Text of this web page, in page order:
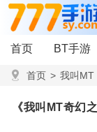
首页 BT手游
首页 > 我叫MT
《我叫MT奇幻